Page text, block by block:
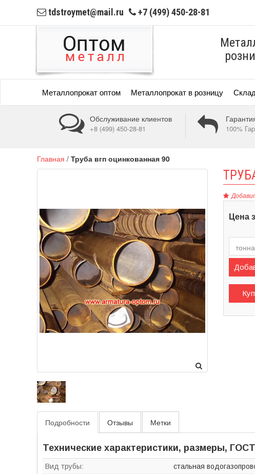
tdstroymet@mail.ru +7 (499) 450-28-81
Металлопрокат оптом Металлопрокат в розницу
Обслуживание клиентов
+8 (499) 450-28-81 100%
Главная / Труба вгп оцинкованная 90
Цена
Подробности Отзывы Метки
Технические характеристики, размеры, ГОСТ
Вид трубы:
стальная